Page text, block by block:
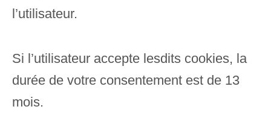
l’utilisateur.
Si l’utilisateur accepte lesdits cookies, la
durée de votre consentement est de 13
mois.